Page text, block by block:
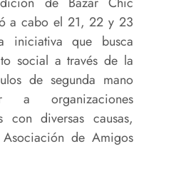
a cabo el 21, 22 y 23
iniciativa que busca
social a través de la
de segunda mano
a organizaciones
con diversas causas,
de Amigos